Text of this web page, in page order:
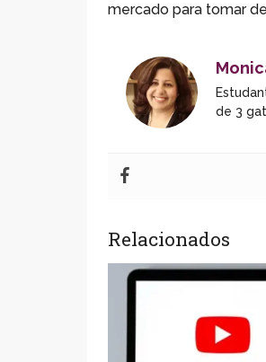
mercado para tomar
de 3
Relacionados